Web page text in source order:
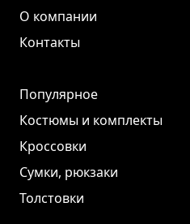
О компании
Контакты
Популярное
Костюмы и комплекты
Кроссовки
Сумки, рюкзаки
Толстовки